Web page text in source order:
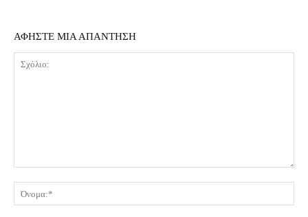
ΑΦΗΣΤΕ ΜΙΑ ΑΠΑΝΤΗΣΗ